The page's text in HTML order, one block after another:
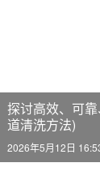
探讨高效、可
道清洗方法)
2026年5月12日